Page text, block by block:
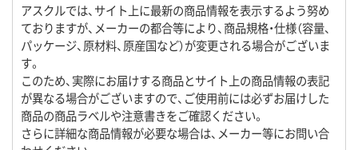
アスクルでは、サイト上に最新の商品情報を表示するよう努め
ておりますが、メーカーの都合等により、商品規格・仕様（容量、
パッケージ、原材料、原産国など）が変更される場合がございま
す。
このため、実際にお届けする商品とサイト上の商品情報の表記
が異なる場合がございますので、ご使用前には必ずお届けした
商品の商品ラベルや注意書きをご確認ください。
さらに詳細な商品情報が必要な場合は、メーカー等にお問い合